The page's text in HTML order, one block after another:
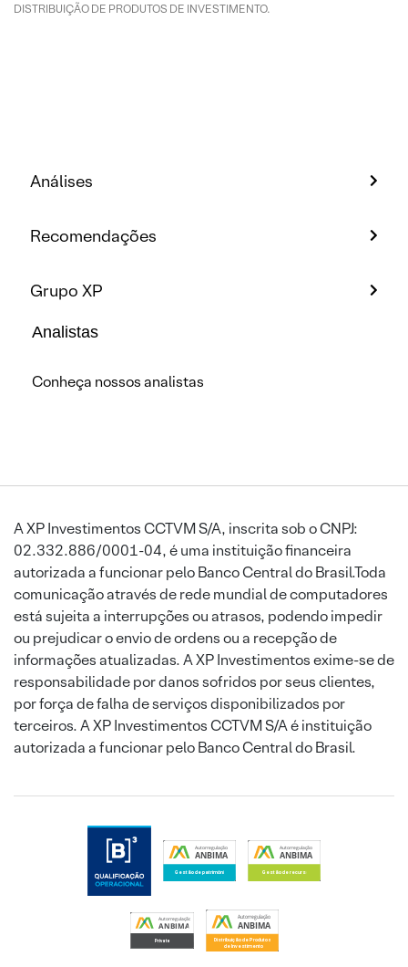
DISTRIBUIÇÃO DE PRODUTOS DE INVESTIMENTO.
Análises
Recomendações
Grupo XP
Analistas
Conheça nossos analistas
A XP Investimentos CCTVM S/A, inscrita sob o CNPJ:
02.332.886/0001-04, é uma instituição financeira
autorizada a funcionar pelo Banco Central do Brasil.Toda
comunicação através de rede mundial de computadores
está sujeita a interrupções ou atrasos, podendo impedir
ou prejudicar o envio de ordens ou a recepção de
informações atualizadas. A XP Investimentos exime-se de
responsabilidade por danos sofridos por seus clientes,
por força de falha de serviços disponibilizados por
terceiros. A XP Investimentos CCTVM S/A é instituição
autorizada a funcionar pelo Banco Central do Brasil.